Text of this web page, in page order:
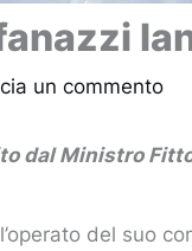
un commento
dal Ministro
del suo